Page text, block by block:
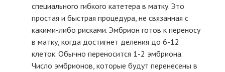
специального гибкого катетера в матку. Это
простая и быстрая процедура, не связанная с
какими-либо рисками. Эмбрион готов к переносу
в матку, когда достигнет деления до 6-12
клеток. Обычно переносится 1-2 эмбриона.
Число эмбрионов, которые будут перенесены в